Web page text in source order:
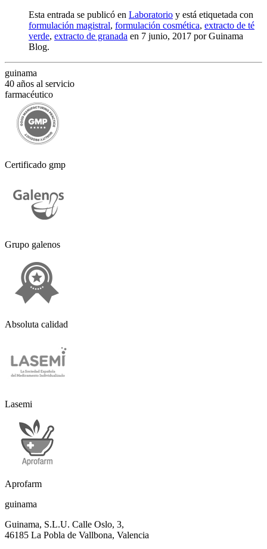
Esta entrada se publicó en Laboratorio y está etiquetada con
formulación magistral, formulación cosmética, extracto de té
verde, extracto de granada en 7 junio, 2017 por Guinama
Blog.
guinama
40 años al servicio
farmacéutico
Certificado gmp
Grupo galenos
Absoluta calidad
Lasemi
Aprofarm
guinama
Guinama, S.L.U. Calle Oslo, 3,
46185 La Pobla de Vallbona, Valencia